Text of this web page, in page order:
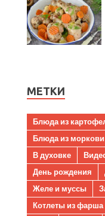
МЕТКИ
Блюда из
Блюда из моркови
В духовке
День рождения
Желе и муссы
Котлеты из фарша